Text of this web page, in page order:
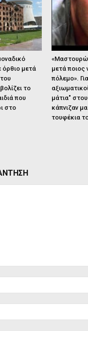
όρθιο μετά
το
που
στο
μετά ποιος
πόλεμο».
μάτια"
κάπνιζαν
τουφέκια